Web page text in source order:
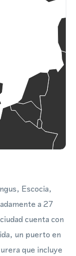
Escocia,
a 27
cuenta con
un puerto en
que incluye